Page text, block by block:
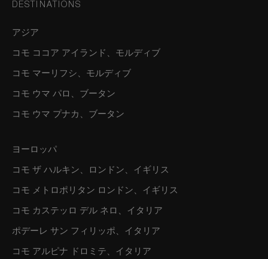
DESTINATIONS
アジア
コモ ココア アイランド、モルディブ
コモ マーリフシ、モルディブ
コモ ウマ パロ、ブータン
コモ ウマ プナカ、ブータン
ヨーロッパ
コモ ザ ハルキン、ロンドン、イギリス
コモ メトロポリタン ロンドン、イギリス
コモ カステッロ デル ネロ、イタリア
ポデーレ サン フィリッポ、イタリア
コモ アルピナ ドロミテ、イタリア